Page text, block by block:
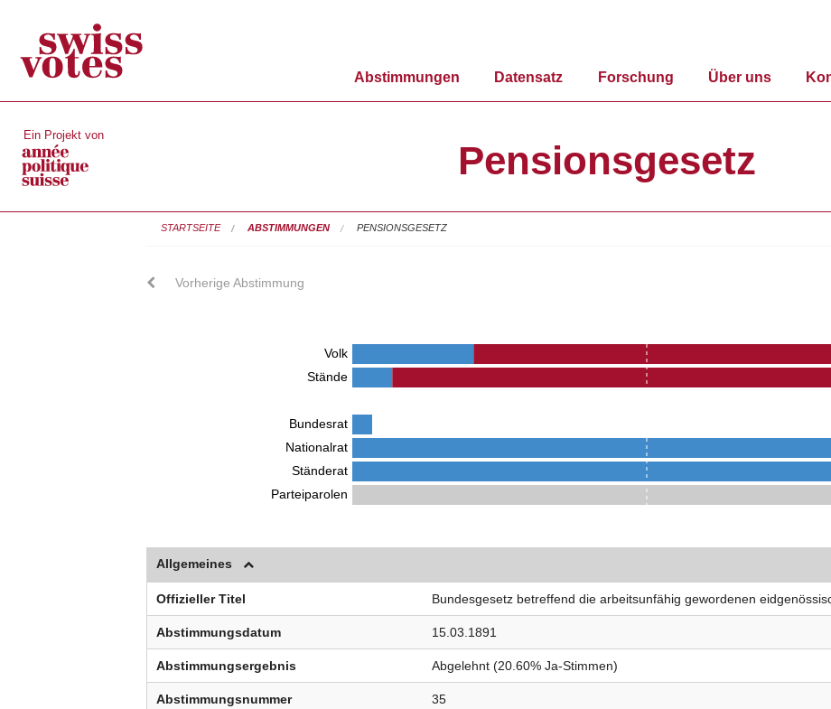
Abstimmungen Datensatz Forschung Über uns
Ein Projekt von
Pensionsgesetz
STARTSEITE ABSTIMMUNGEN PENSIONSGESETZ
Vorherige Abstimmung
Volk
Stände
Bundesrat
Nationalrat
Ständerat
Parteiparolen
Allgemeines
Offizieller Titel Bundesgesetz betreffend die arbeitsunfähig gewordenen
Abstimmungsdatum 15.03.1891
Abstimmungsergebnis Abgelehnt (20.60% Ja-Stimmen)
Abstimmungsnummer 35